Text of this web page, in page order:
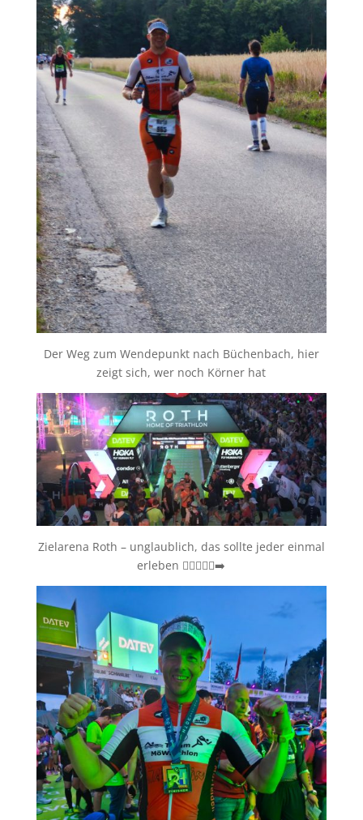
Der Weg zum Wendepunkt nach Büchenbach, hier
zeigt sich, wer noch Körner hat
Zielarena Roth – unglaublich, das sollte jeder einmal
erleben 🏊‍♀️🚴‍♂️🏃‍➡️